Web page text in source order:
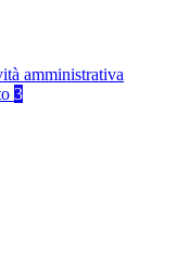
amministrativa
3